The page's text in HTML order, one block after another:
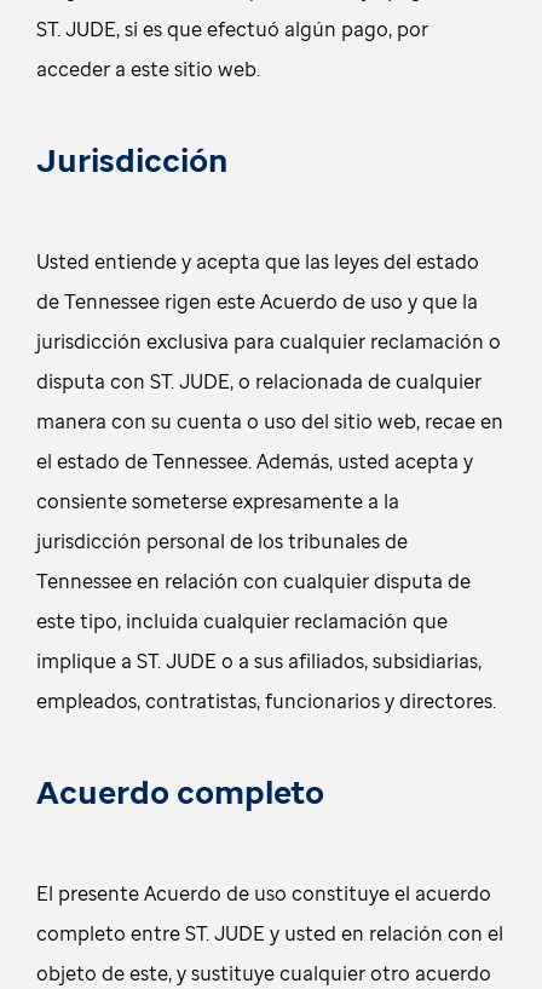
ST. JUDE, si es que efectuó algún pago, por
acceder a este sitio web.
Jurisdicción
Usted entiende y acepta que las leyes del estado
de Tennessee rigen este Acuerdo de uso y que la
jurisdicción exclusiva para cualquier reclamación o
disputa con ST. JUDE, o relacionada de cualquier
manera con su cuenta o uso del sitio web, recae en
el estado de Tennessee. Además, usted acepta y
consiente someterse expresamente a la
jurisdicción personal de los tribunales de
Tennessee en relación con cualquier disputa de
este tipo, incluida cualquier reclamación que
implique a ST. JUDE o a sus afiliados, subsidiarias,
empleados, contratistas, funcionarios y directores.
Acuerdo completo
El presente Acuerdo de uso constituye el acuerdo
completo entre ST. JUDE y usted en relación con el
objeto de este, y sustituye cualquier otro acuerdo